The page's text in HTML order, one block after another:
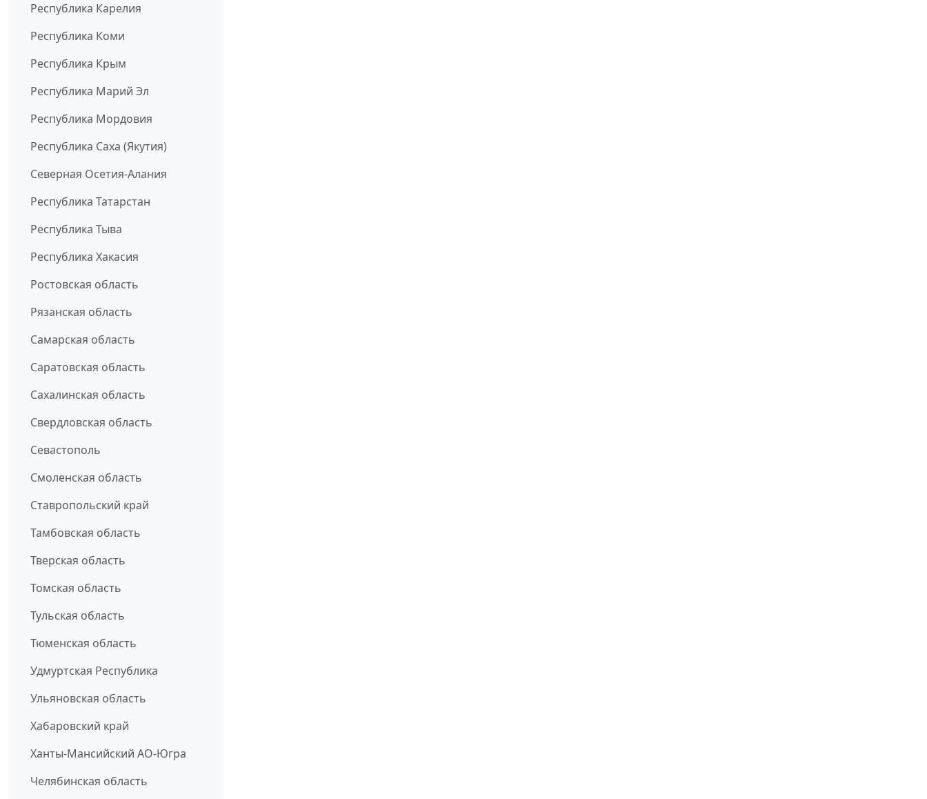
Республика Карелия
Республика Коми
Республика Крым
Республика Марий Эл
Республика Мордовия
Республика Саха (Якутия)
Северная Осетия-Алания
Республика Татарстан
Республика Тыва
Республика Хакасия
Ростовская область
Рязанская область
Самарская область
Саратовская область
Сахалинская область
Свердловская область
Севастополь
Смоленская область
Ставропольский край
Тамбовская область
Тверская область
Томская область
Тульская область
Тюменская область
Удмуртская Республика
Ульяновская область
Хабаровский край
Ханты-Мансийский АО-Югра
Челябинская область